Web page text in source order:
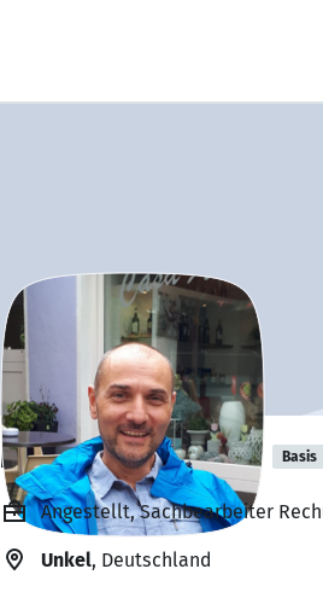
Matthias Fröhlich Basis
Angestellt, Sachbearbeiter
Unkel, Deutschland